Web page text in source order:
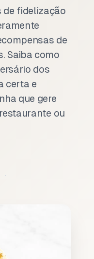
de fidelização
de
Saiba como
dos
certa e
que gere
ou